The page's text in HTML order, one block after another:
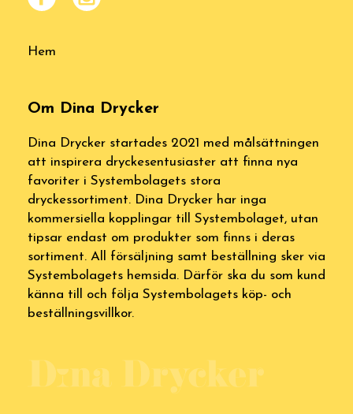
Hem
Om Dina Drycker
Dina Drycker startades 2021 med målsättningen
att inspirera dryckesentusiaster att finna nya
favoriter i Systembolagets stora
dryckessortiment. Dina Drycker har inga
kommersiella kopplingar till Systembolaget, utan
tipsar endast om produkter som finns i deras
sortiment. All försäljning samt beställning sker via
Systembolagets hemsida. Därför ska du som kund
känna till och följa Systembolagets köp- och
beställningsvillkor.